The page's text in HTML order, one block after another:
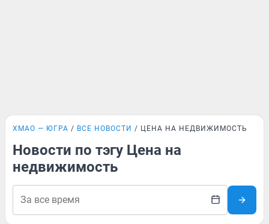
ХМАО — ЮГРА ВСЕ НОВОСТИ ЦЕНА НА НЕДВИЖИМОСТЬ
Новости по тэгу Цена на
недвижимость